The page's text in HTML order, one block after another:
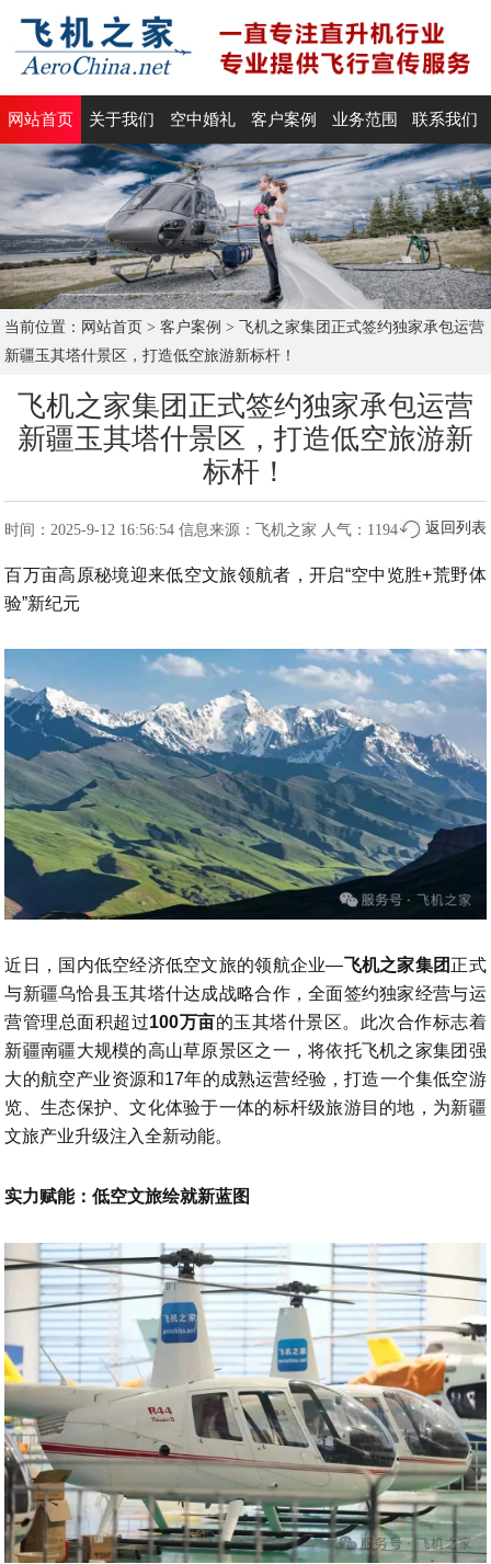
网站首页 关于我们 空中婚礼 客户案例 业务范围 联系我们
当前位置： 网站首页 >客户案例 >
飞机之家集团正式签约独家承包运营
新疆玉其塔什景区，打造低空旅游新标杆！
飞机之家集团正式签约独家承包运营
新疆玉其塔什景区，打造低空旅游新
标杆！
返回列表
时间：2025-9-12 16:56:54 信息来源：飞机之家 人气：1194
百万亩高原秘境迎来低空文旅领航者，开启“空中览胜+荒野体
验”新纪元
近日，国内低空经济低空文旅的领航企业—飞机之家集团 正式
与新疆乌恰县玉其塔什达成战略合作，全面签约独家经营与运
营管理总面积超过100万亩的玉其塔什景区。此次合作标志着
新疆南疆大规模的高山草原景区之一，将依托飞机之家集团强
大的航空产业资源和17年的成熟运营经验，打造一个集低空游
览、生态保护、文化体验于一体的标杆级旅游目的地，为新疆
文旅产业升级注入全新动能。
实力赋能：低空文旅绘就新蓝图